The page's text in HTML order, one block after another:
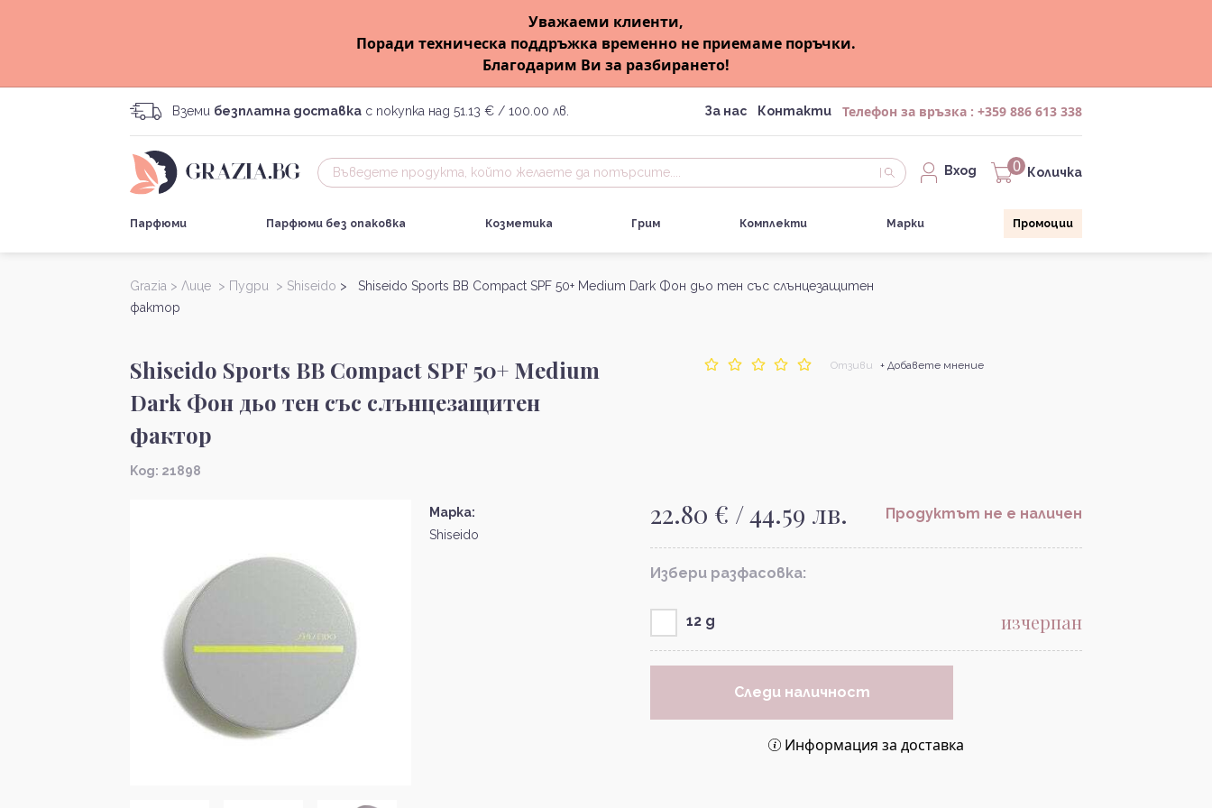
Уважаеми клиенти,
Поради техническа поддръжка временно не приемаме поръчки.
Благодарим Ви за разбирането!
Вземи безплатна доставка с покупка над 51.13 € / 100.00 лв. За нас Контакти Телефон за връзка : +359 886 613 338
Вход 0 Количка
Парфюми Парфюми без опаковка Козметика Грим Комплекти Марки Промоции
Grazia > Лице > Пудри > Shiseido > Shiseido Sports BB Compact SPF 50+ Medium Dark Фон дьо тен със слънцезащитен
фактор
Shiseido Sports BB Compact SPF 50+ Medium
Dark Фон дьо тен със слънцезащитен
фактор
Kод: 21898
Отзиви + Добавете мнение
Марка:
Shiseido
22.80 € / 44.59 лв. Продуктът не е наличен
Избери разфасовка:
12 g изчерпан
Следи наличност
Информация за доставка